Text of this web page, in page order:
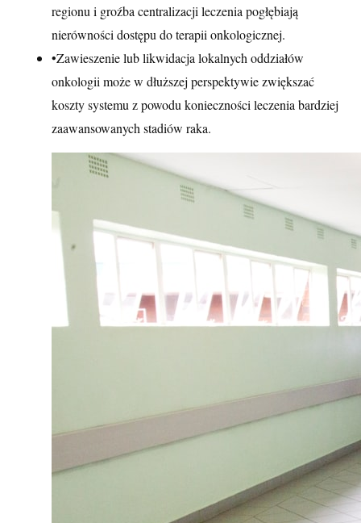
regionu i groźba centralizacji leczenia pogłębiają
nierówności dostępu do terapii onkologicznej.
•Zawieszenie lub likwidacja lokalnych oddziałów
onkologii może w dłuższej perspektywie zwiększać
koszty systemu z powodu konieczności leczenia bardziej
zaawansowanych stadiów raka.